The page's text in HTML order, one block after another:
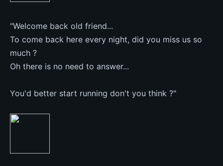
"Welcome back old friend...
To come back here every night, did you miss us so
much ?
Oh there is no need to answer...
You'd better start running don't you think ?"